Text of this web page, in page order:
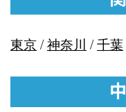
東京/神奈川 /千葉